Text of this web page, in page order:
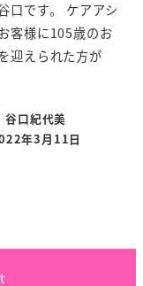
口です。 ケアアシ
客様に105歳のお
迎えられた方が
谷口紀代美
年3月11日